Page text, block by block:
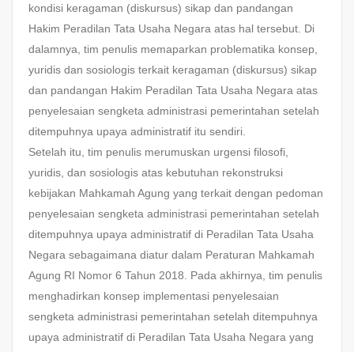
kondisi keragaman (diskursus) sikap dan pandangan
Hakim Peradilan Tata Usaha Negara atas hal tersebut. Di
dalamnya, tim penulis memaparkan problematika konsep,
yuridis dan sosiologis terkait keragaman (diskursus) sikap
dan pandangan Hakim Peradilan Tata Usaha Negara atas
penyelesaian sengketa administrasi pemerintahan setelah
ditempuhnya upaya administratif itu sendiri.
Setelah itu, tim penulis merumuskan urgensi filosofi,
yuridis, dan sosiologis atas kebutuhan rekonstruksi
kebijakan Mahkamah Agung yang terkait dengan pedoman
penyelesaian sengketa administrasi pemerintahan setelah
ditempuhnya upaya administratif di Peradilan Tata Usaha
Negara sebagaimana diatur dalam Peraturan Mahkamah
Agung RI Nomor 6 Tahun 2018. Pada akhirnya, tim penulis
menghadirkan konsep implementasi penyelesaian
sengketa administrasi pemerintahan setelah ditempuhnya
upaya administratif di Peradilan Tata Usaha Negara yang